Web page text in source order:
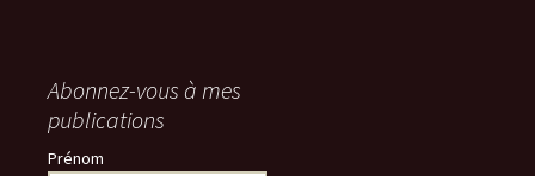
Abonnez-vous à mes
publications
Prénom